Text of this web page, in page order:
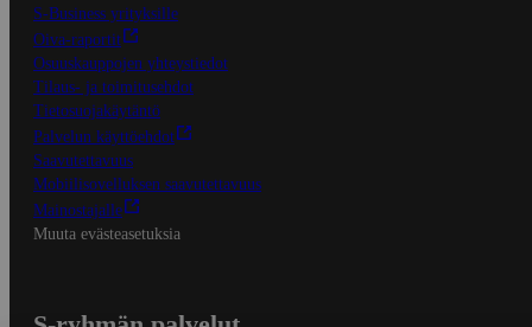
S-Business yrityksille
Oiva-raportit
Osuuskauppojen yhteystiedot
Tilaus- ja toimitusehdot
Tietosuojakäytäntö
Palvelun käyttöehdot
Saavutettavuus
Mobiilisovelluksen saavutettavuus
Mainostajalle
Muuta evästeasetuksia